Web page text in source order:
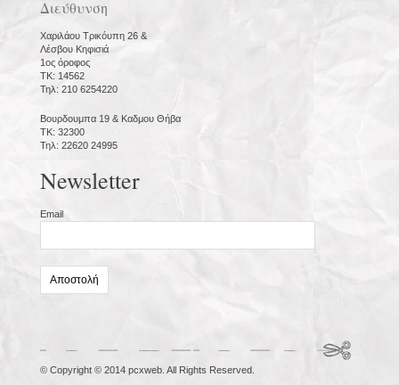
Διεύθυνση
Χαριλάου Τρικόυπη 26 &
Λέσβου Κηφισιά
1ος όροφος
ΤΚ: 14562
Τηλ: 210 6254220
Βουρδουμπα 19 & Καδμου Θήβα
ΤΚ: 32300
Τηλ: 22620 24995
Newsletter
Email
© Copyright © 2014 pcxweb. All Rights Reserved.